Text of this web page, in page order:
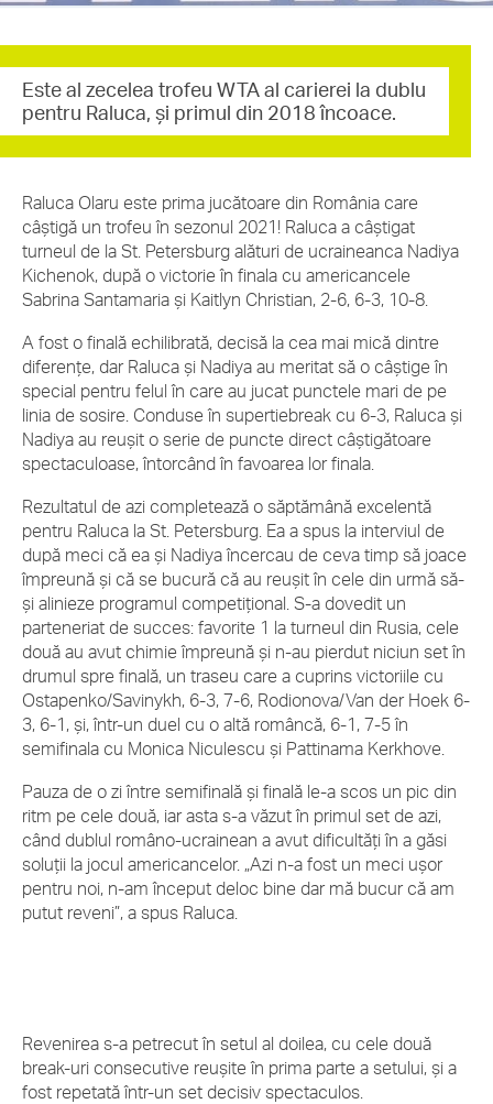
Este al zecelea trofeu WTA al carierei la dublu
pentru Raluca, și primul din 2018 încoace.
Raluca Olaru este prima jucătoare din România care
câștigă un trofeu în sezonul 2021! Raluca a câștigat
turneul de la St. Petersburg alături de ucraineanca Nadiya
Kichenok, după o victorie în finala cu americancele
Sabrina Santamaria și Kaitlyn Christian, 2-6, 6-3, 10-8.
A fost o finală echilibrată, decisă la cea mai mică dintre
diferențe, dar Raluca și Nadiya au meritat să o câștige în
special pentru felul în care au jucat punctele mari de pe
linia de sosire. Conduse în supertiebreak cu 6-3, Raluca și
Nadiya au reușit o serie de puncte direct câștigătoare
spectaculoase, întorcând în favoarea lor finala.
Rezultatul de azi completează o săptămână excelentă
pentru Raluca la St. Petersburg. Ea a spus la interviul de
după meci că ea și Nadiya încercau de ceva timp să joace
împreună și că se bucură că au reușit în cele din urmă să-
și alinieze programul competițional. S-a dovedit un
parteneriat de succes: favorite 1 la turneul din Rusia, cele
două au avut chimie împreună și n-au pierdut niciun set în
drumul spre finală, un traseu care a cuprins victoriile cu
Ostapenko/Savinykh, 6-3, 7-6, Rodionova/Van der Hoek 6-
3, 6-1, și, într-un duel cu o altă româncă, 6-1, 7-5 în
semifinala cu Monica Niculescu și Pattinama Kerkhove.
Pauza de o zi între semifinală și finală le-a scos un pic din
ritm pe cele două, iar asta s-a văzut în primul set de azi,
când dublul româno-ucrainean a avut dificultăți în a găsi
soluții la jocul americancelor. „Azi n-a fost un meci ușor
pentru noi, n-am început deloc bine dar mă bucur că am
putut reveni”, a spus Raluca.
Revenirea s-a petrecut în setul al doilea, cu cele două
break-uri consecutive reușite în prima parte a setului, și a
fost repetată într-un set decisiv spectaculos.